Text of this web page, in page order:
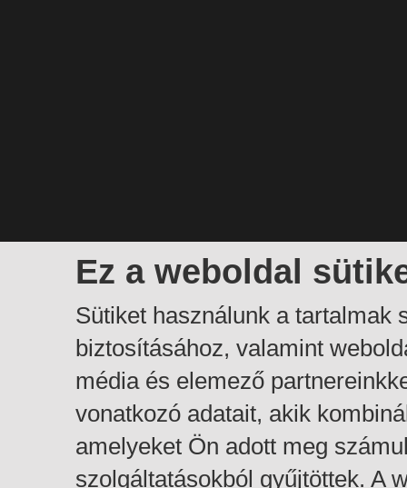
Ez a weboldal
Sütiket használunk a tartalmak
biztosításához, valamint
média és elemező
vonatkozó adatait, akik
amelyeket Ön adott meg
szolgáltatásokból gyűjtöttek. A